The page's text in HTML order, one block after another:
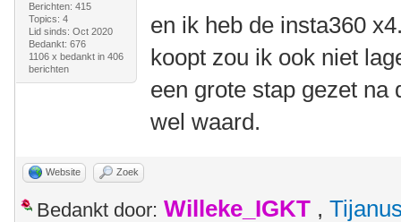
Berichten: 415
Topics: 4
Lid sinds: Oct 2020
Bedankt: 676
1106 x bedankt in 406
berichten
en ik heb de insta360
koopt zou ik ook niet
een grote stap gezet na
wel waard.
Website Zoek
Bedankt door: Willeke_IGKT ,